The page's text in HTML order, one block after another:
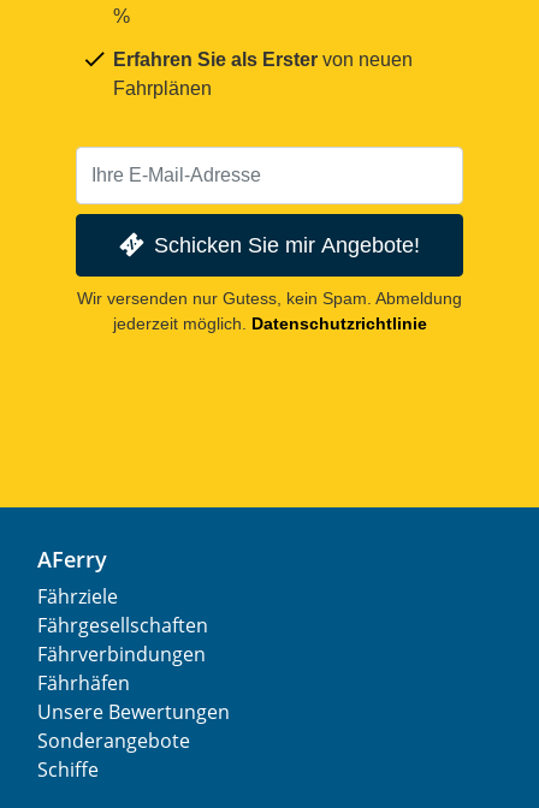
%
Erfahren Sie als Erster von neuen
Fahrplänen
Schicken Sie mir Angebote!
Wir versenden nur Gutess, kein Spam. Abmeldung
jederzeit möglich.
Datenschutzrichtlinie
AFerry
Fährziele
Fährgesellschaften
Fährverbindungen
Fährhäfen
Unsere Bewertungen
Sonderangebote
Schiffe